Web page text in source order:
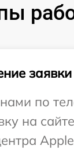
заявки
по
на сайте